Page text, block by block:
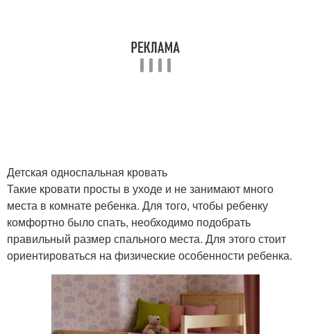
Детская односпальная кровать
Такие кровати просты в уходе и не занимают много
места в комнате ребенка. Для того, чтобы ребенку
комфортно было спать, необходимо подобрать
правильный размер спального места. Для этого стоит
ориентироваться на физические особенности ребенка.